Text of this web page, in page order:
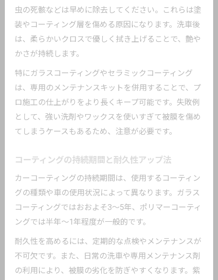
虫の死骸などは早めに除去してください。これらは塗
装やコーティング層を傷める原因になります。洗車後
は、柔らかいクロスで優しく拭き上げることで、艶や
かさが持続します。
特にガラスコーティングやセラミックコーティング
は、専用のメンテナンスキットを併用することで、プ
ロ施工の仕上がりをより長くキープ可能です。失敗例
として、強い洗剤やワックスを使いすぎて被膜を傷め
てしまうケースもあるため、注意が必要です。
コーティングの持続期間と耐久性アップ法
カーコーティングの持続期間は、使用するコーティン
グの種類や車の使用状況によって異なります。ガラス
コーティングではおおよそ3～5年、ポリマーコーティ
ングでは半年～1年程度が一般的です。
耐久性を高めるには、定期的な点検やメンテナンスが
不可欠です。また、日常の洗車や専用メンテナンス剤
の利用により、被膜の劣化を防ぎやすくなります。紫